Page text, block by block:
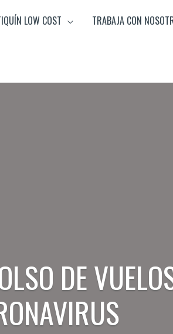
LOW COST TRABAJA CON
DE